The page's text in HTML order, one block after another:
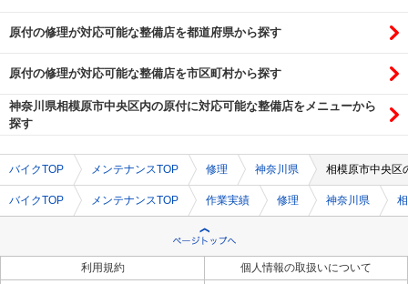
原付の修理が対応可能な整備店を都道府県から探す
原付の修理が対応可能な整備店を市区町村から探す
神奈川県相模原市中央区内の原付に対応可能な整備店をメニューから
探す
バイクTOP メンテナンスTOP 修理 神奈川県 相模原市中央区
バイクTOP メンテナンスTOP 作業実績 修理 神奈川県
利用規約 個人情報の取扱いについて